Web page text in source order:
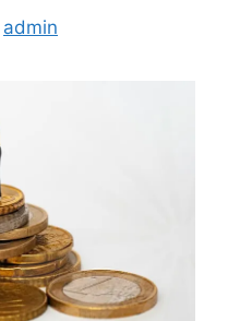
admin